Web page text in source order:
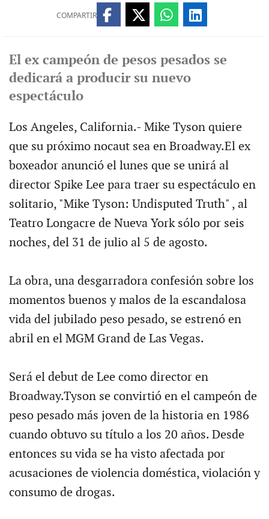
COMPARTIR
El ex campeón de pesos pesados se
dedicará a producir su nuevo
espectáculo
Los Angeles, California.- Mike Tyson quiere
que su próximo nocaut sea en Broadway.El ex
boxeador anunció el lunes que se unirá al
director Spike Lee para traer su espectáculo en
solitario, "Mike Tyson: Undisputed Truth" , al
Teatro Longacre de Nueva York sólo por seis
noches, del 31 de julio al 5 de agosto.
La obra, una desgarradora confesión sobre los
momentos buenos y malos de la escandalosa
vida del jubilado peso pesado, se estrenó en
abril en el MGM Grand de Las Vegas.
Será el debut de Lee como director en
Broadway.Tyson se convirtió en el campeón de
peso pesado más joven de la historia en 1986
cuando obtuvo su título a los 20 años. Desde
entonces su vida se ha visto afectada por
acusaciones de violencia doméstica, violación y
consumo de drogas.